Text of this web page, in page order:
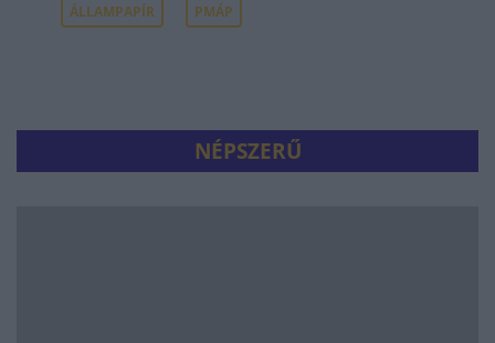
ÁLLAMPAPÍR PMÁP
NÉPSZERŰ